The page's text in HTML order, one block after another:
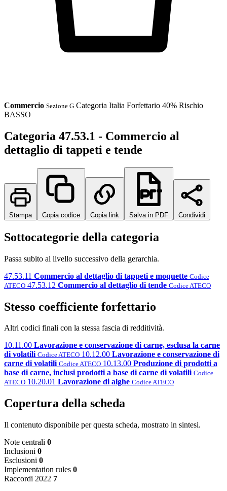
Commercio Sezione G Categoria Italia Forfettario 40% Rischio
BASSO
Categoria 47.53.1 - Commercio al
dettaglio di tappeti e tende
Stampa Copia codice Copia link Salva in PDF Condividi
Sottocategorie della categoria
Passa subito al livello successivo della gerarchia.
47.53.11 Commercio al dettaglio di tappeti e moquette Codice
ATECO 47.53.12 Commercio al dettaglio di tende Codice ATECO
Stesso coefficiente forfettario
Altri codici finali con la stessa fascia di redditività.
10.11.00 Lavorazione e conservazione di carne, esclusa la carne
di volatili Codice ATECO 10.12.00 Lavorazione e conservazione di
carne di volatili Codice ATECO 10.13.00 Produzione di prodotti a
base di carne, inclusi prodotti a base di carne di volatili Codice
ATECO 10.20.01 Lavorazione di alghe Codice ATECO
Copertura della scheda
Il contenuto disponibile per questa scheda, mostrato in sintesi.
Note centrali 0
Inclusioni 0
Esclusioni 0
Implementation rules 0
Raccordi 2022 7